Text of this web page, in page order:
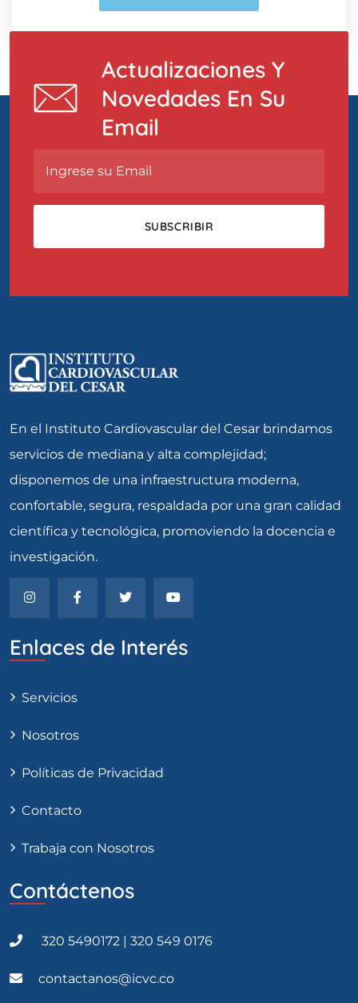
Actualizaciones Y
Novedades En Su
Email
En el Instituto Cardiovascular del Cesar brindamos
servicios de mediana y alta complejidad;
disponemos de una infraestructura moderna,
confortable, segura, respaldada por una gran calidad
científica y tecnológica, promoviendo la docencia e
investigación.
Enlaces de Interés
Servicios
Nosotros
Políticas de Privacidad
Contacto
Trabaja con Nosotros
Contáctenos
320 5490172 | 320 549 0176
contactanos@icvc.co